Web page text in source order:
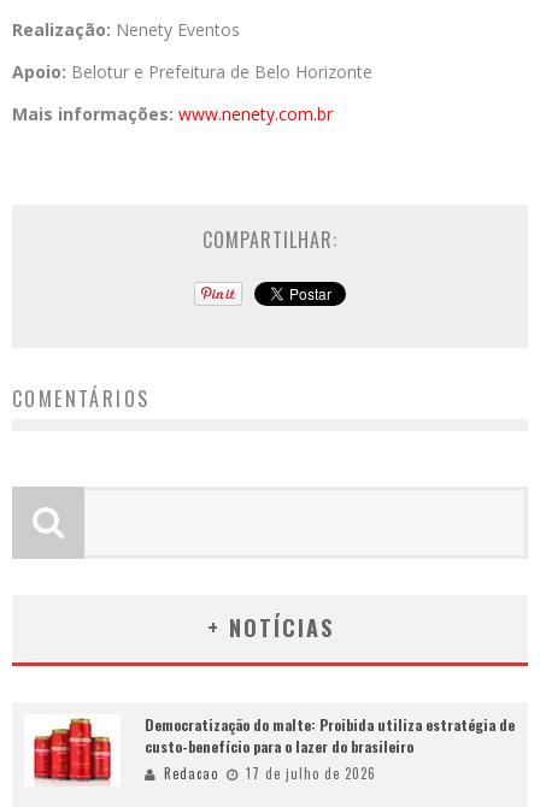
Realização: Nenety Eventos
Apoio: Belotur e Prefeitura de Belo Horizonte
Mais informações: www.nenety.com.br
COMPARTILHAR:
COMENTÁRIOS
+ NOTÍCIAS
Democratização do malte: Proibida utiliza estratégia de
custo-benefício para o lazer do brasileiro
Redacao 17 de julho de 2026